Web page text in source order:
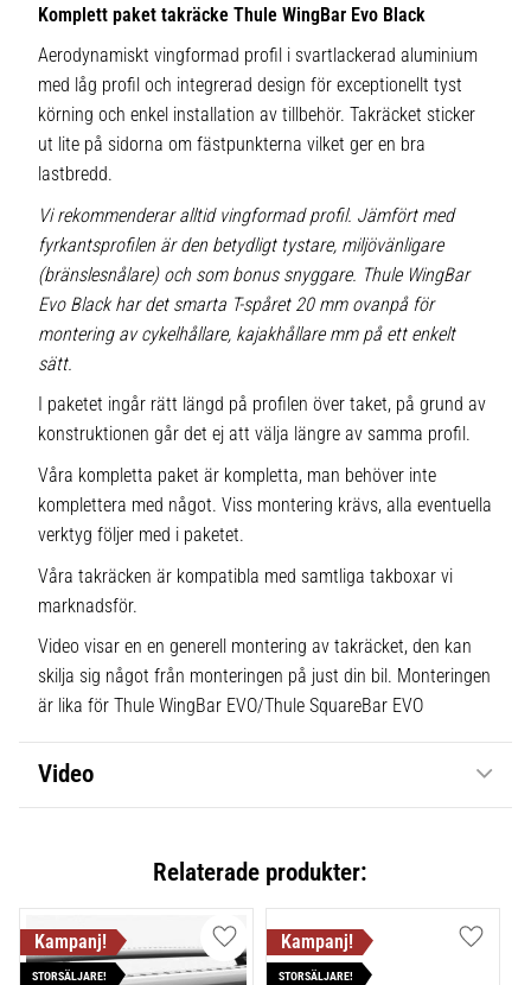
Komplett paket takräcke Thule WingBar Evo Black
Aerodynamiskt vingformad profil i svartlackerad aluminium
med låg profil och integrerad design för exceptionellt tyst
körning och enkel installation av tillbehör. Takräcket sticker
ut lite på sidorna om fästpunkterna vilket ger en bra
lastbredd.
Vi rekommenderar alltid vingformad profil. Jämfört med
fyrkantsprofilen är den betydligt tystare, miljövänligare
(bränslesnålare) och som bonus snyggare. Thule WingBar
Evo Black har det smarta T-spåret 20 mm ovanpå för
montering av cykelhållare, kajakhållare mm på ett enkelt
sätt.
I paketet ingår rätt längd på profilen över taket, på grund av
konstruktionen går det ej att välja längre av samma profil.
Våra kompletta paket är kompletta, man behöver inte
komplettera med något. Viss montering krävs, alla eventuella
verktyg följer med i paketet.
Våra takräcken är kompatibla med samtliga takboxar vi
marknadsför.
Video visar en en generell montering av takräcket, den kan
skilja sig något från monteringen på just din bil. Monteringen
är lika för Thule WingBar EVO/Thule SquareBar EVO
Video
Relaterade produkter:
STORSÄLJARE!
Lägg till i favoriter
STORSÄLJARE!
Lägg